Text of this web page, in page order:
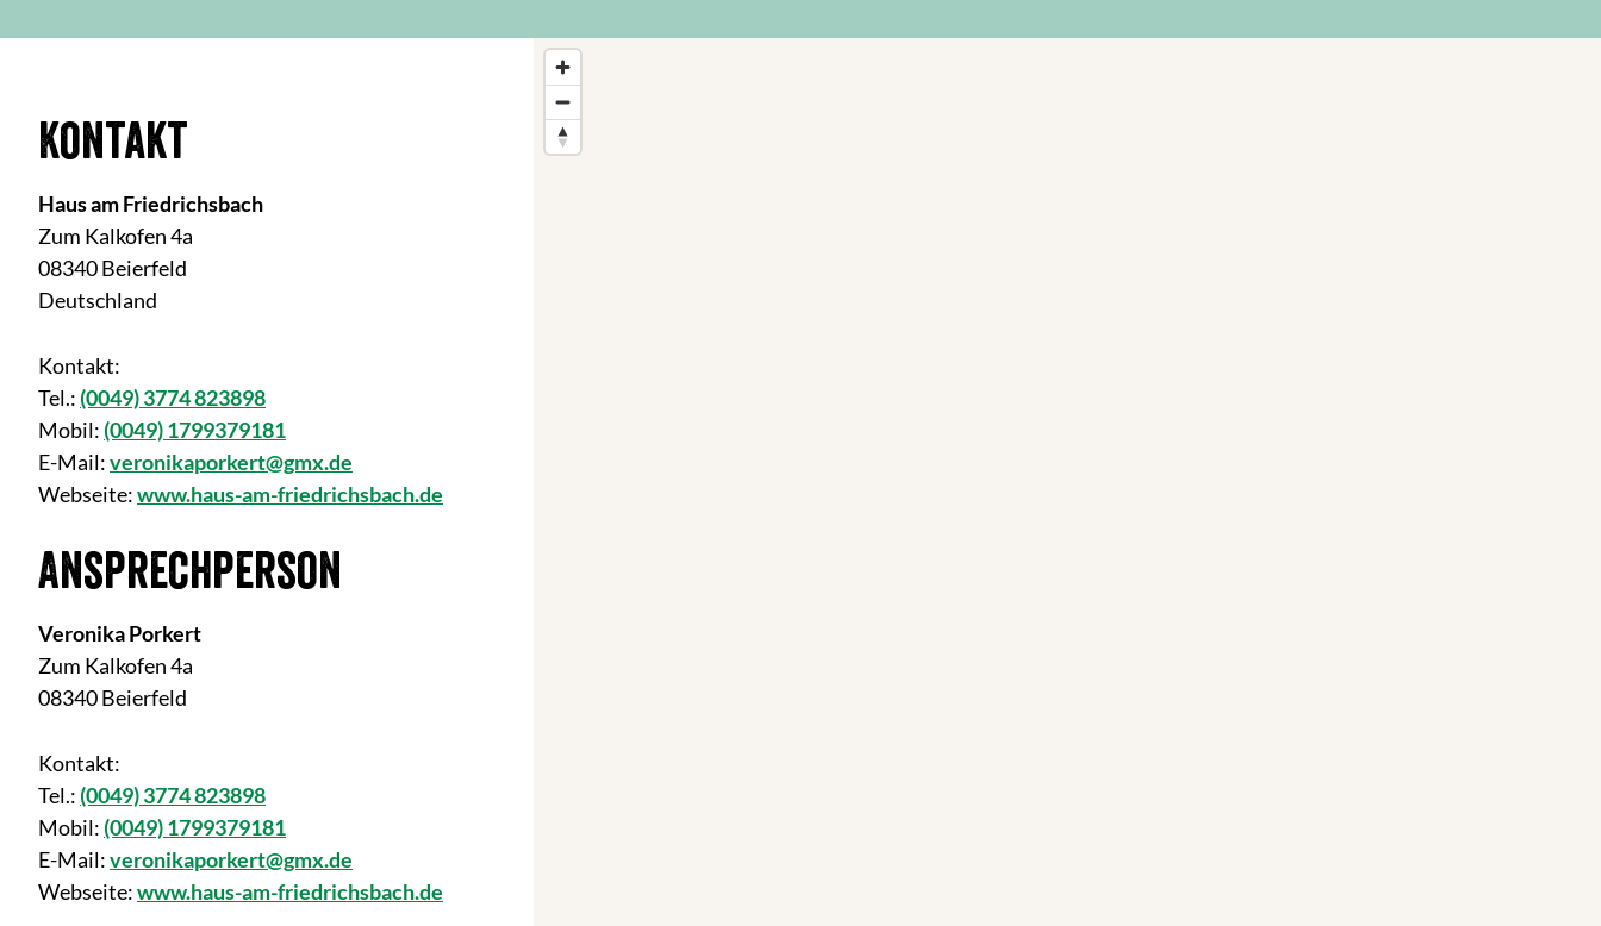
Kontakt
Haus am Friedrichsbach
Zum Kalkofen 4a
08340 Beierfeld
Deutschland
Kontakt:
Tel.: (0049) 3774 823898
Mobil: (0049) 1799379181
E-Mail:veronikaporkert@gmx.de
Webseite:www.haus-am-friedrichsbach.de
Ansprechperson
Veronika Porkert
Zum Kalkofen 4a
08340 Beierfeld
Kontakt:
Tel.: (0049) 3774 823898
Mobil: (0049) 1799379181
E-Mail:veronikaporkert@gmx.de
Webseite:www.haus-am-friedrichsbach.de